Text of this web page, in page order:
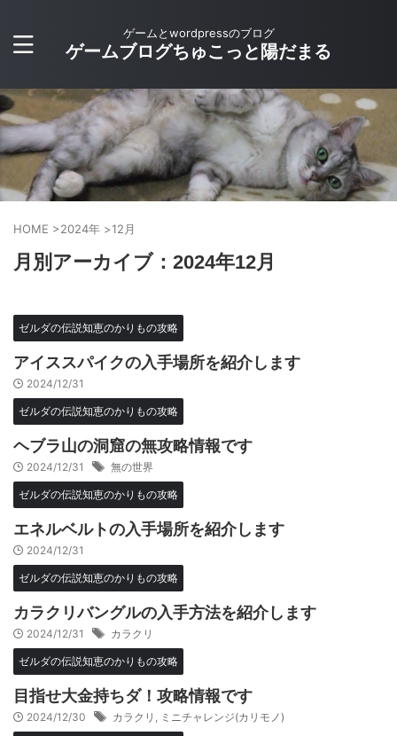
ゲームとwordpressのブログ
ゲームブログちゅこっと陽だまる
HOME >2024年 >12月
月別アーカイブ：2024年12月
ゼルダの伝説知恵のかりもの攻略
アイススパイクの入手場所を紹介します
2024/12/31
ゼルダの伝説知恵のかりもの攻略
ヘブラ山の洞窟の無攻略情報です
2024/12/31 無の世界
ゼルダの伝説知恵のかりもの攻略
エネルベルトの入手場所を紹介します
2024/12/31
ゼルダの伝説知恵のかりもの攻略
カラクリバングルの入手方法を紹介します
2024/12/31 カラクリ
ゼルダの伝説知恵のかりもの攻略
目指せ大金持ちダ！攻略情報です
2024/12/30 カラクリ ミニチャレンジ(カリモノ)